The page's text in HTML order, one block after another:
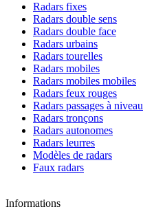
Radars fixes
Radars double sens
Radars double face
Radars urbains
Radars tourelles
Radars mobiles
Radars mobiles mobiles
Radars feux rouges
Radars passages à niveau
Radars tronçons
Radars autonomes
Radars leurres
Modèles de radars
Faux radars
Informations